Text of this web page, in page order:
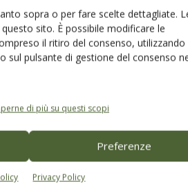
sopra o per fare scelte dettagliate.
sito. È possibile modificare le
il ritiro del consenso, utilizzando
sul pulsante di gestione del consenso
di più su questi scopi
Preferenze
Privacy Policy